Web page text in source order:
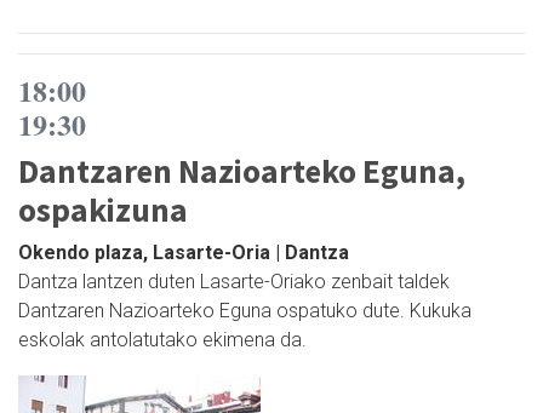
18:00
19:30
Dantzaren Nazioarteko Eguna,
ospakizuna
Okendo plaza, Lasarte-Oria | Dantza
Dantza lantzen duten Lasarte-Oriako zenbait taldek
Dantzaren Nazioarteko Eguna ospatuko dute. Kukuka
eskolak antolatutako ekimena da.